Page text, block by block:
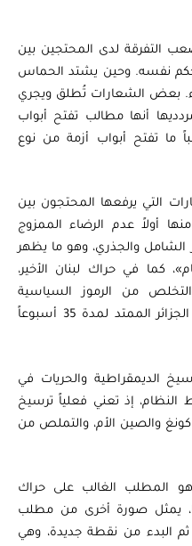
التفرقة لدى المحتجين بين
نفسه. وحين يشتد الحماس
بعض الشعارات تُطلق ويجري
أنها مطالب تفتح أبواب
ما تفتح أبواب أزمة من نوع
التي يرفعها المحتجون بين
أولاً عدم الرضاء الممزوج
الشامل والجذري، وهو ما يظهر
كما في حراك لبنان الأخير،
من الرموز السياسية
القديمة»، كما هو الحال في حراك الجزائر الممتد لمدة 35 أسبوعاً
الديمقراطية والحريات في
إذ تعني فعلياً ترسيخ
والصين الأم، والتملص من
المطلب الغالب على حراك
يمثل صورة أخرى من مطلب
البدء من نقطة جديدة، وهي